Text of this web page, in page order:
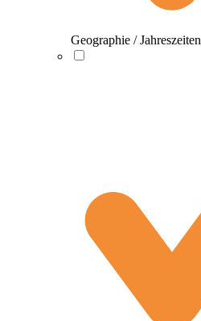
Geographie / Jahreszeiten